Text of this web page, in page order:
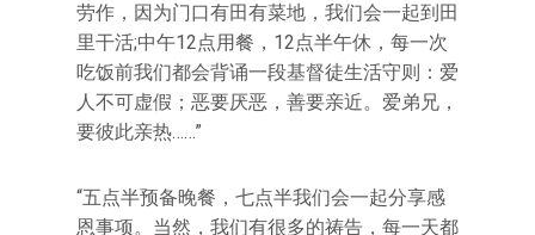
劳作，因为门口有田有菜地，我们会一起到田
里干活;中午12点用餐，12点半午休，每一次
吃饭前我们都会背诵一段基督徒生活守则：爱
人不可虚假；恶要厌恶，善要亲近。爱弟兄，
要彼此亲热……”
“五点半预备晚餐，七点半我们会一起分享感
恩事项。当然，我们有很多的祷告，每一天都